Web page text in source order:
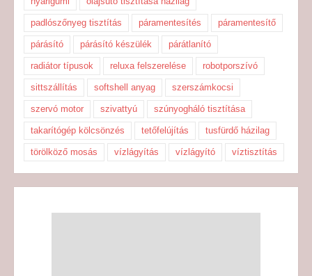
padlószőnyeg tisztítás páramentesítés páramentesítő
párásító párásító készülék párátlanító
radiátor típusok reluxa felszerelése robotporszívó
sittszállítás softshell anyag szerszámkocsi
szervó motor szivattyú szúnyogháló tisztítása
takarítógép kölcsönzés tetőfelújítás tusfürdő házilag
törölköző mosás vízlágyítás vízlágyító víztisztítás